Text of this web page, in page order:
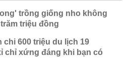
trồng giống nho không
triệu đồng
600 triệu du lịch 19
chỉ xứng đáng khi bạn có